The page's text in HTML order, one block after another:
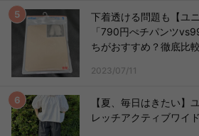
下着透ける問題も【ユ
「790円ぺチパンツ
ちがおすすめ？徹底比較
2023/07/11
【夏、毎日はきたい】
レッチアクティブワイ